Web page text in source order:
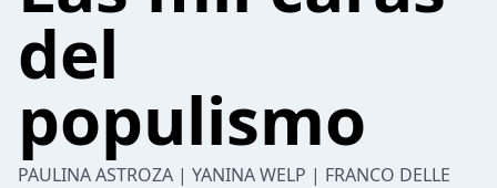
del
populismo
PAULINA ASTROZA | YANINA WELP | FRANCO DELLE